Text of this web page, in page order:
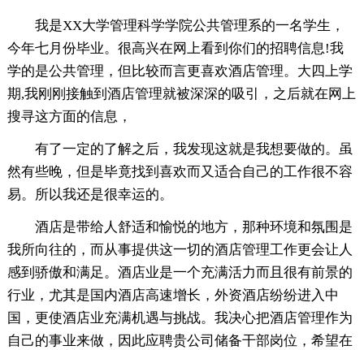
我是XX大学管理科学学院公共管理系的一名学生，
今年七月份毕业。很高兴在网上看到你们的招聘信息!我
学的是公共管理，但比较而言更喜欢酒店管理。大四上学
期,我刚刚接触到酒店管理就被深深的吸引，之后就在网上
搜寻这方面的信息，
有了一定的了解之后，我发现这就是我想要做的。虽
然有些晚，但是毕竟找到喜欢而又适合自己的工作很不容
易。所以我还是很幸运的。
酒店是带给人舒适和愉悦的地方，那种环境和氛围是
我所向往的，而从事提供这一切的酒店管理工作更会让人
感到骄傲和满足。酒店业是一个充满活力而且很有前景的
行业，尤其是国内酒店高速增长，外资酒店纷纷进入中
国，更使酒店业充满机遇与挑战。我决心把酒店管理作为
自己的事业来做，因此应聘贵公司储备干部岗位，希望在